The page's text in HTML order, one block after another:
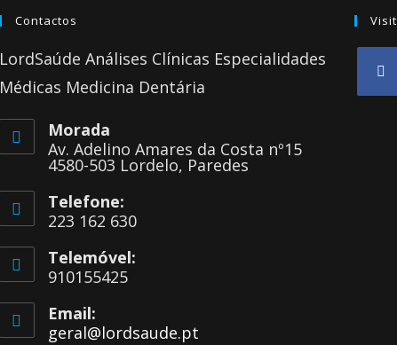
Contactos
LordSaúde Análises Clínicas Especialidades
Médicas Medicina Dentária
Morada
Av. Adelino Amares da Costa nº15
4580-503 Lordelo, Paredes
Telefone:
223 162 630
Telemóvel:
910155425
Email:
geral@lordsaude.ptOpens